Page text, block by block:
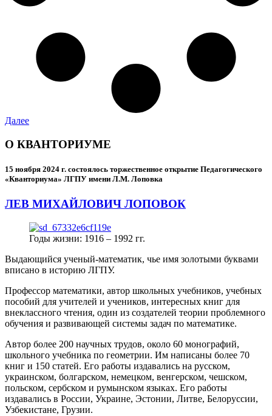
Далее
О КВАНТОРИУМЕ
15 ноября 2024 г. состоялось торжественное открытие Педагогического
«Кванториума» ЛГПУ имени Л.М. Лоповка
ЛЕВ МИХАЙЛОВИЧ ЛОПОВОК
Годы жизни: 1916 – 1992 гг.
Выдающийся ученый-математик, чье имя золотыми буквами
вписано в историю ЛГПУ.
Профессор математики, автор школьных учебников, учебных
пособий для учителей и учеников, интересных книг для
внеклассного чтения, один из создателей теории проблемного
обучения и развивающей системы задач по математике.
Автор более 200 научных трудов, около 60 монографий,
школьного учебника по геометрии. Им написаны более 70
книг и 150 статей. Его работы издавались на русском,
украинском, болгарском, немецком, венгерском, чешском,
польском, сербском и румынском языках. Его работы
издавались в России, Украине, Эстонии, Литве, Белоруссии,
Узбекистане, Грузии.